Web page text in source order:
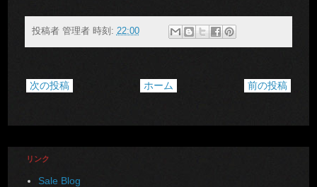
投稿者 管理者 時刻: 22:00
次の投稿 前の投稿
ホーム
リンク
Sale Blog